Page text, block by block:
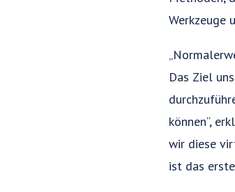
Werkzeuge
Das Ziel
können“,
wir diese
ist das